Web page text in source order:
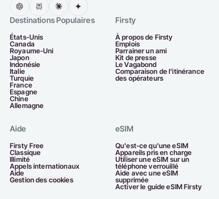
Destinations Populaires
États-Unis
Canada
Royaume-Uni
Japon
Indonésie
Italie
Turquie
France
Espagne
Chine
Allemagne
Firsty
À propos de Firsty
Emplois
Parrainer un ami
Kit de presse
Le Vagabond
Comparaison de l'itinérance
des opérateurs
Aide
Firsty Free
Classique
Illimité
Appels internationaux
Aide
Gestion des cookies
eSIM
Qu'est-ce qu'une eSIM
Appareils pris en charge
Utiliser une eSIM sur un
téléphone verrouillé
Aide avec une eSIM
supprimée
Activer le guide eSIM Firsty